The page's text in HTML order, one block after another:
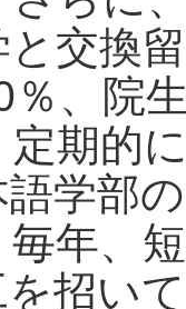
交換
、院
期的
学部
年、
招い